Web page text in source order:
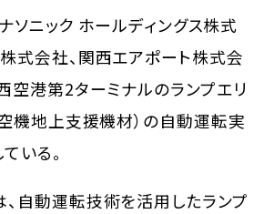
ソニック ホールディングス株式
式会社、関西エアポート株式会
空港第2ターミナルのランプエリ
機地上支援機材）の自動運転実
いる。
自動運転技術を活用したランプ